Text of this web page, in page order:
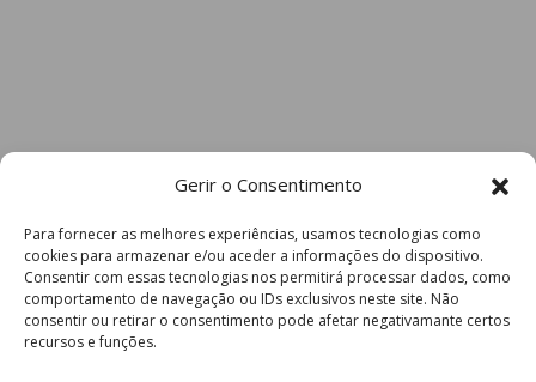
Gerir o Consentimento
Para fornecer as melhores experiências, usamos tecnologias como
cookies para armazenar e/ou aceder a informações do dispositivo.
Consentir com essas tecnologias nos permitirá processar dados, como
comportamento de navegação ou IDs exclusivos neste site. Não
consentir ou retirar o consentimento pode afetar negativamante certos
recursos e funções.